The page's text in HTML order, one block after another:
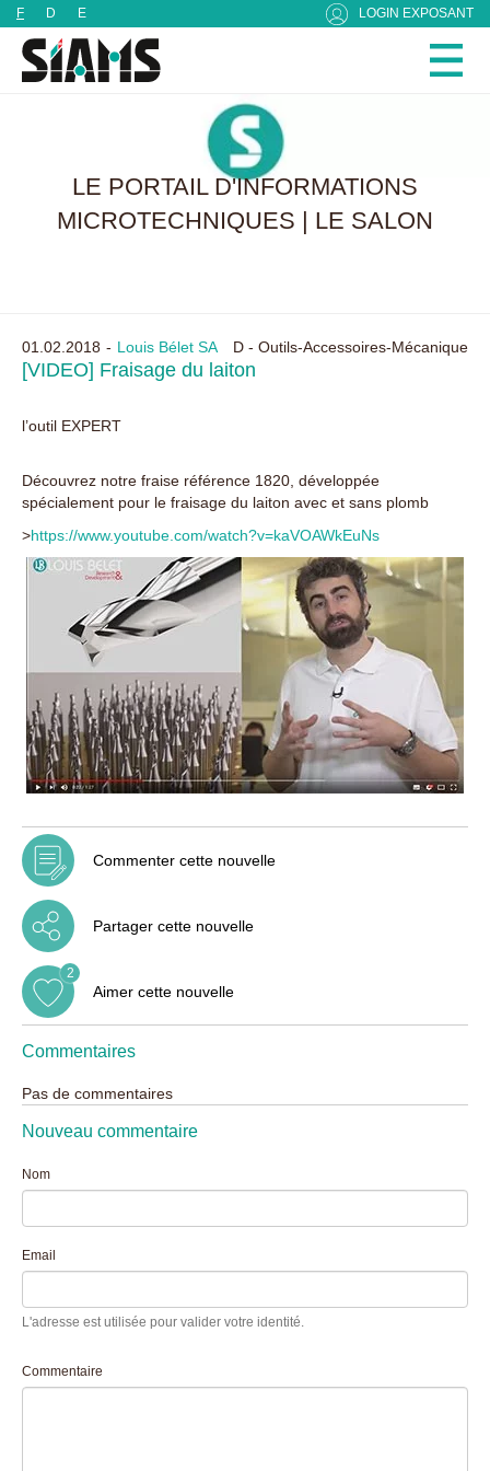
F D E LOGIN EXPOSANT
LE PORTAIL D'INFORMATIONS
MICROTECHNIQUES | LE SALON
01.02.2018 Louis Bélet SA D - Outils-Accessoires-Mécanique
[VIDEO] Fraisage du laiton
l’outil EXPERT
Découvrez notre fraise référence 1820, développée
spécialement pour le fraisage du laiton avec et sans plomb
>https://www.youtube.com/watch?v=kaVOAWkEuNs
Commenter cette nouvelle
Partager cette nouvelle
Aimer cette nouvelle
2
Commentaires
Pas de commentaires
Nouveau commentaire
Nom
Email
L'adresse est utilisée pour valider votre identité.
Commentaire
Panneau de gestion des cookies